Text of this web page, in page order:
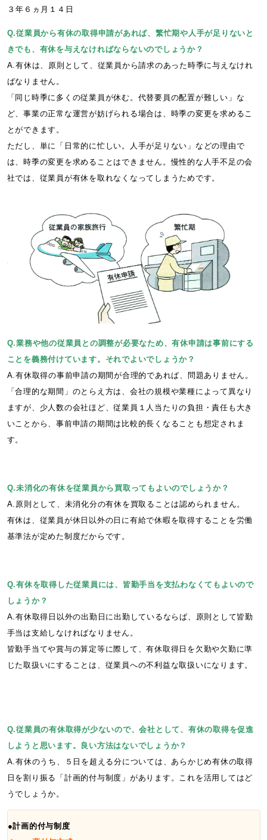
３年６ヵ月 １４日
Q.従業員から有休の取得申請があれば、繁忙期や人手が足りないと
きでも、有休を与えなければならないのでしょうか？
A.有休は、原則として、従業員から請求のあった時季に与えなけれ
ばなりません。
「同じ時季に多くの従業員が休む。代替要員の配置が難しい」な
ど、事業の正常な運営が妨げられる場合は、時季の変更を求めるこ
とができます。
ただし、単に「日常的に忙しい。人手が足りない」などの理由で
は、時季の変更を求めることはできません。慢性的な人手不足の会
社では、従業員が有休を取れなくなってしまうためです。
Q.業務や他の従業員との調整が必要なため、有休申請は事前にする
ことを義務付けています。それでよいでしょうか？
A.有休取得の事前申請の期間が合理的であれば、問題ありません。
「合理的な期間」のとらえ方は、会社の規模や業種によって異なり
ますが、少人数の会社ほど、従業員１人当たりの負担・責任も大き
いことから、事前申請の期間は比較的長くなることも想定されま
す。
Q.未消化の有休を従業員から買取ってもよいのでしょうか？
A.原則として、未消化分の有休を買取ることは認められません。
有休は、従業員が休日以外の日に有給で休暇を取得することを労働
基準法が定めた制度だからです。
Q.有休を取得した従業員には、皆勤手当を支払わなくてもよいので
しょうか？
A.有休取得日以外の出勤日に出勤しているならば、原則として皆勤
手当は支給しなければなりません。
皆勤手当てや賞与の算定等に際して、有休取得日を欠勤や欠勤に準
じた取扱いにすることは、従業員への不利益な取扱いになります。
Q.従業員の有休取得が少ないので、会社として、有休の取得を促進
しようと思います。良い方法はないでしょうか？
A.有休のうち、５日を超える分については、あらかじめ有休の取得
日を割り振る「計画的付与制度」があります。これを活用してはど
うでしょうか。
●計画的付与制度